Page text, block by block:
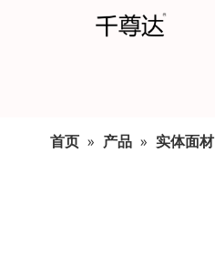
首页 » 产品 » 实体面材